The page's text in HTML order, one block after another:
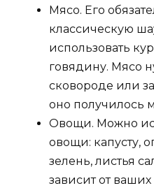
Мясо. Его
классическую
использовать
говядину. Мясо
сковороде или
оно получилось
Овощи. Можно
овощи: капусту,
зелень, листья
зависит от